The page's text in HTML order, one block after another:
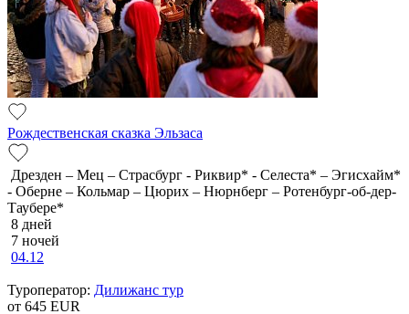
Рождественская сказка Эльзаса
Дрезден – Мец – Страсбург - Риквир* - Селеста* – Эгисхайм*
- Оберне – Кольмар – Цюрих – Нюрнберг – Ротенбург-об-дер-
Таубере*
8 дней
7 ночей
04.12
Туроператор: Дилижанс тур
от 645 EUR